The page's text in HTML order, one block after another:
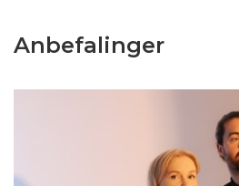
Anbefalinger